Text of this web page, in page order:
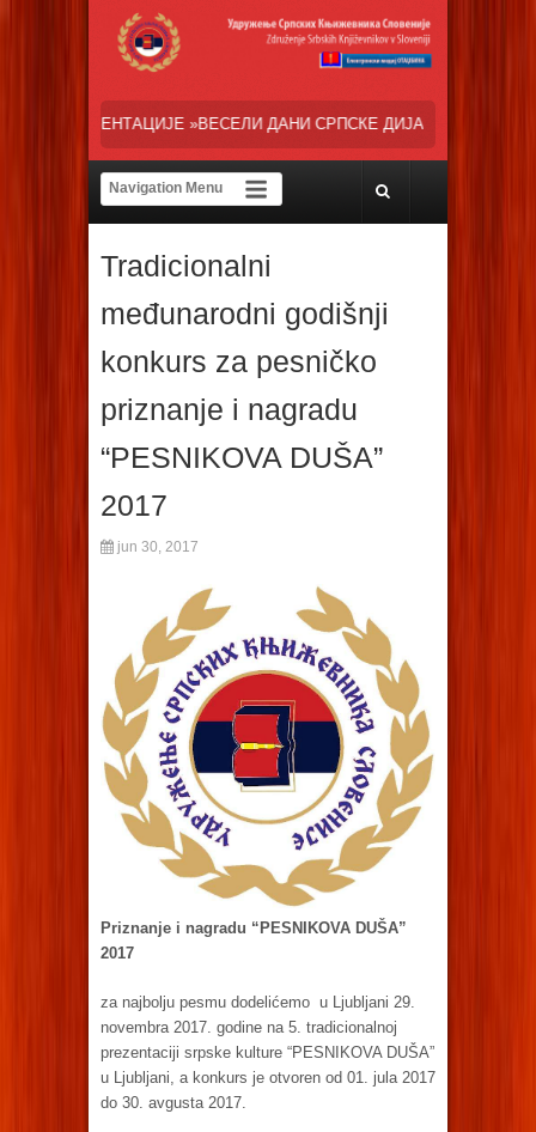
СРПСКЕ ДИЈАСПОРЕ« НАША ТРЕНУТНА ОСНОВНА ЗАЛАГАЊА
Tradicionalni
međunarodni godišnji
konkurs za pesničko
priznanje i nagradu
“PESNIKOVA DUŠA”
2017
jun 30, 2017
Priznanje i nagradu “PESNIKOVA DUŠA”
2017
za najbolju pesmu dodelićemo u Ljubljani 29.
novembra 2017. godine na 5. tradicionalnoj
prezentaciji srpske kulture “PESNIKOVA DUŠA”
u Ljubljani, a konkurs je otvoren od 01. jula 2017
do 30. avgusta 2017.